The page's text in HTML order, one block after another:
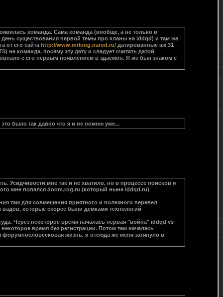
команда. Сама команда (вообще, а не только в
день существования первой темы про кланы на iddqd) и там же
от его сайта http://www.mrlong.narod.ru/ датированные аж 31
не команда, посему эту дату и следует считать датой
с его первым появлением в здаемон. Я же был знаком с
это было так давно что я и не помню уже...
Усидчивости мне так и не хватило, но в процессе поисков я
мне попался doom.rog.ru (который ныне iddqd.ru)
там для совмещения приятного и полезного перевел
вадов, которые скорее были демками технологий
Через некоторое время началась первая "война" iddqd vs
время без регистрации. Потом там началась
жизнь, и отсюда же меня затянуло в